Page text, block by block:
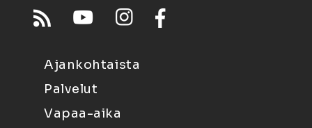
Ajankohtaista
Palvelut
Vapaa-aika